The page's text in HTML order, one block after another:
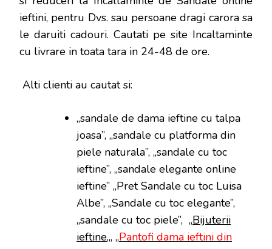
ieftini, pentru Dvs. sau persoane dragi carora sa
le daruiti cadouri. Cautati pe site Incaltaminte
cu livrare in toata tara in 24-48 de ore.
Alti clienti au cautat si:
„sandale de dama ieftine cu talpa
joasa”, „sandale cu platforma din
piele naturala”, „sandale cu toc
ieftine”, „sandale elegante online
ieftine” „Pret Sandale cu toc Luisa
Albe”, „Sandale cu toc elegante”,
„sandale cu toc piele”, „Bijuterii
ieftine„, „Pantofi dama ieftini din